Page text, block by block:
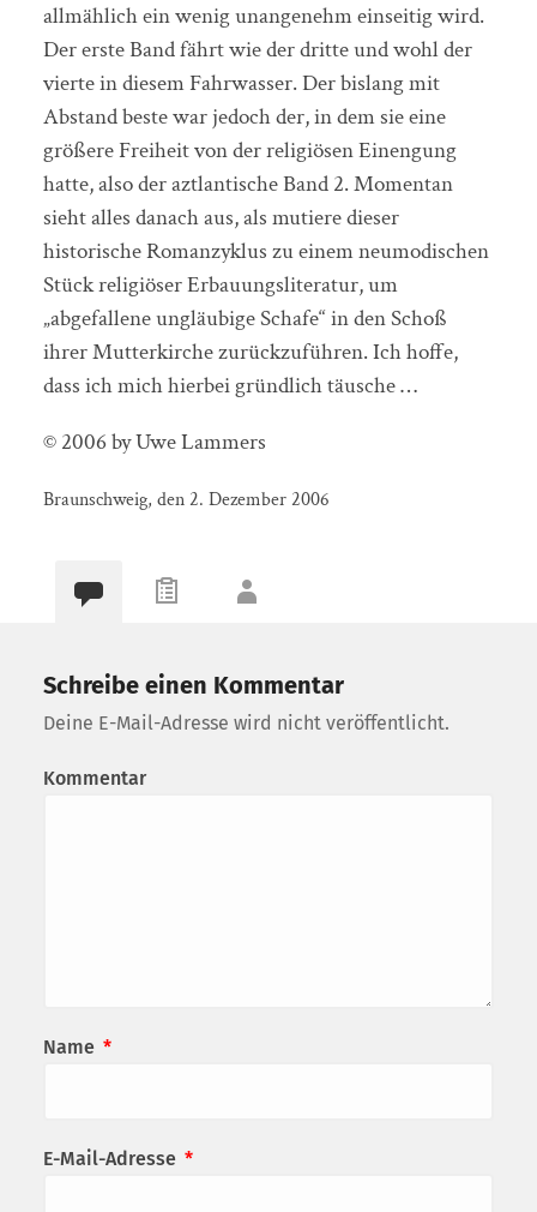
allmählich ein wenig unangenehm einseitig wird.
Der erste Band fährt wie der dritte und wohl der
vierte in diesem Fahrwasser. Der bislang mit
Abstand beste war jedoch der, in dem sie eine
größere Freiheit von der religiösen Einengung
hatte, also der aztlantische Band 2. Momentan
sieht alles danach aus, als mutiere dieser
historische Romanzyklus zu einem neumodischen
Stück religiöser Erbauungsliteratur, um
„abgefallene ungläubige Schafe“ in den Schoß
ihrer Mutterkirche zurückzuführen. Ich hoffe,
dass ich mich hierbei gründlich täusche …
© 2006 by Uwe Lammers
Braunschweig, den 2. Dezember 2006
Schreibe einen Kommentar
Deine E-Mail-Adresse wird nicht veröffentlicht.
Kommentar
Name *
E-Mail-Adresse *